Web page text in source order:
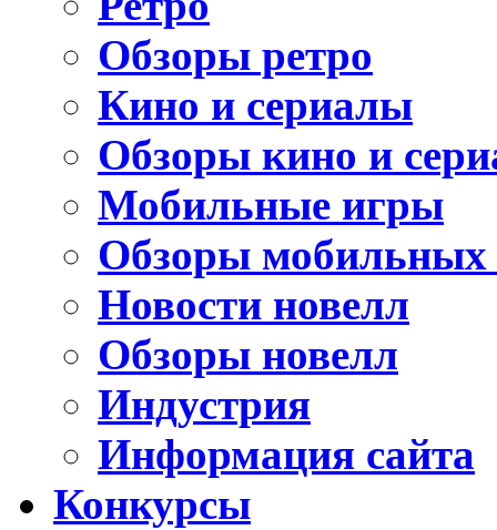
Обзоры ретро
Кино и сериалы
Обзоры кино и
Мобильные игры
Обзоры мобильных
Новости новелл
Обзоры новелл
Индустрия
Информация сайта
Конкурсы